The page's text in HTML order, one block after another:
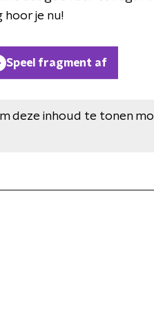
hoor je nu!
Speel fragment af
deze inhoud te tonen